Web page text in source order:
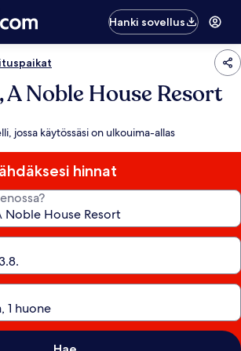
Hanki sovellus
A Noble House Resort
jossa käytössäsi on ulkouima-allas
hinnat